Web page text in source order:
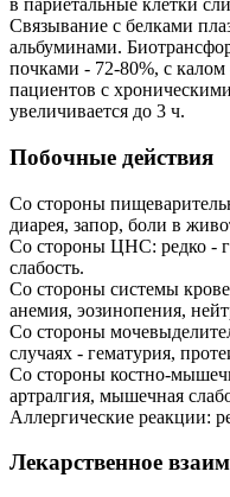
в париетальные клетки
Связывание с белками
альбуминами.
почками - 72-80%, с
пациентов с
увеличивается до 3 ч.
Побочные действия
Со стороны
диарея, запор, боли в
Со стороны ЦНС: редко -
слабость.
Со стороны системы
анемия, эозинопения,
Со стороны
случаях - гематурия,
Со стороны костно-
артралгия, мышечная
Аллергические реакции:
Лекарственное